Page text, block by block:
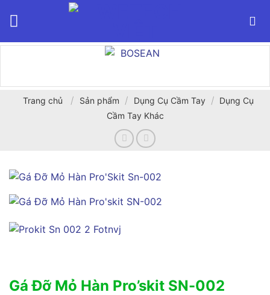
Trang chủ / Sản phẩm / Dụng Cụ Cầm Tay / Dụng Cụ
Cầm Tay Khác
Gá Đỡ Mỏ Hàn Pro’skit SN-002